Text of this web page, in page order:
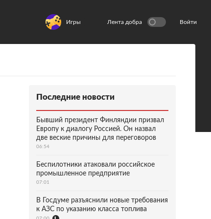
Игры Лента добра Войти
Последние новости
Бывший президент Финляндии призвал
Европу к диалогу Россией. Он назвал
две веские причины для переговоров
06:54
Беспилотники атаковали российское
промышленное предприятие
07:01
В Госдуме разъяснили новые требования
к АЗС по указанию класса топлива